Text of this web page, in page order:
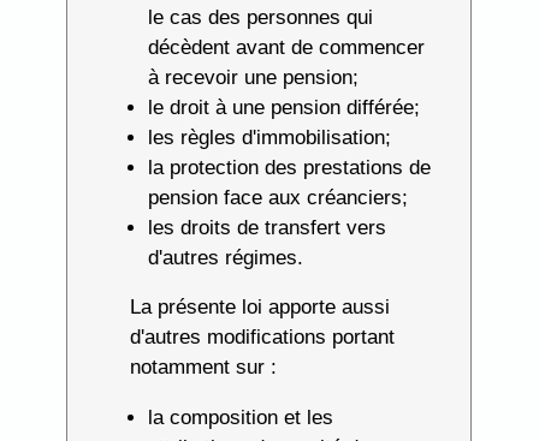
le cas des personnes qui
décèdent avant de commencer
à recevoir une pension;
le droit à une pension différée;
les règles d'immobilisation;
la protection des prestations de
pension face aux créanciers;
les droits de transfert vers
d'autres régimes.
La présente loi apporte aussi
d'autres modifications portant
notamment sur :
la composition et les